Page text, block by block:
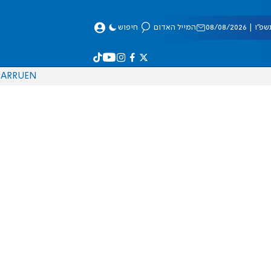
08/2026 המייל האדום חיפוש
EN
RU
AR